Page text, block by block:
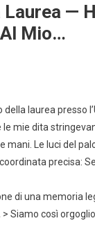
—
Mio…
laurea presso
mie dita
Le luci del
precisa:
di una memoria
Siamo così